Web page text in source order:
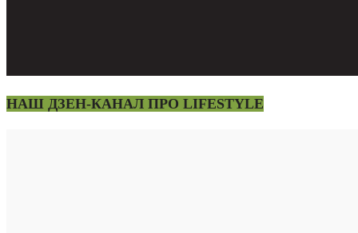
НАШ ДЗЕН-КАНАЛ ПРО LIFESTYLE